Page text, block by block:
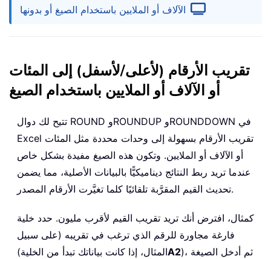
الآلاف أو الملايين باستخدام الصيغ أو بدونها
تقريب الأرقام (لأعلى/لأسفل) إلى المئات
أو الآلاف أو الملايين باستخدام الصيغ
تتيح لك دوال ROUND وROUNDUP وROUNDDOWN في
Excel تقريب الأرقام بسهولة إلى وحدات محددة مثل المئات
أو الآلاف أو الملايين. وتكون هذه الصيغ مفيدة بشكل خاص
عندما تريد ربط النتائج ديناميكيًّا بالبيانات الأصلية، مما يضمن
تحديث القيم المقرَّبة تلقائيًا كلما تغيَّرت الأرقام المصدر.
كمثال، افترض أنك تريد تقريب القيم لأقرب مليون. حدد خلية
فارغة مجاورة للرقم الذي ترغب في تقريبه (على سبيل
المثال، إذا كانت بياناتك تبدأ من الخلية)A2)، ثم أدخل الصيغة